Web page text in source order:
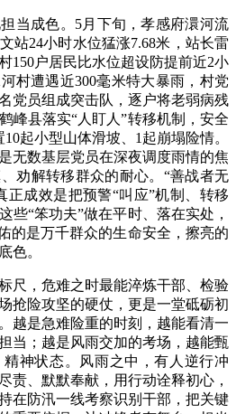
成色。5月下旬，孝感府澴河流
站24小时水位猛涨7.68米，站长雷
150户居民比水位超设防提前近2小
村遭遇近300毫米特大暴雨，村党
党员组成突击队，逐户将老弱病残
峰县落实“人盯人”转移机制，安全
起小型山体滑坡、1起崩塌险情。
无数基层党员在深夜调度雨情的焦
劝解转移群众的耐心。“善战者无
正成效是把预警“叫应”机制、转移
些“笨功夫”做在平时、落在实处，
的是万千群众的生命安全，擦亮的
色。
，危难之时最能淬炼干部、检验
抢险攻坚的硬仗，更是一堂砥砺初
越是急难险重的时刻，越能看清一
当；越是风雨交加的考场，越能甄
神状态。风雨之中，有人逆行冲
责、默默奉献，用行动诠释初心，
在防汛一线考察识别干部，把关键